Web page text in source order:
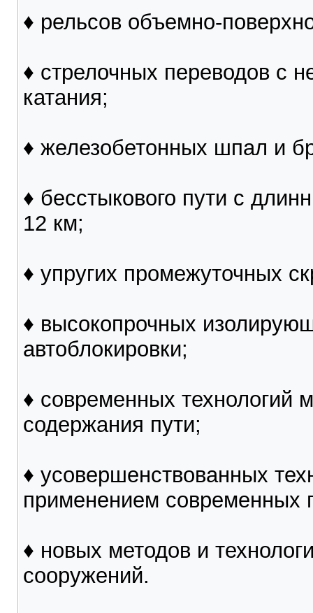
♦ рельсов объемно-
♦ стрелочных переводов с
катания;
♦ железобетонных шпал и
♦ бесстыкового пути с
12 км;
♦ упругих промежуточных
♦ высокопрочных
автоблокировки;
♦ современных технологий
содержания пути;
♦ усовершенствованных
применением современных
♦ новых методов и
сооружений.